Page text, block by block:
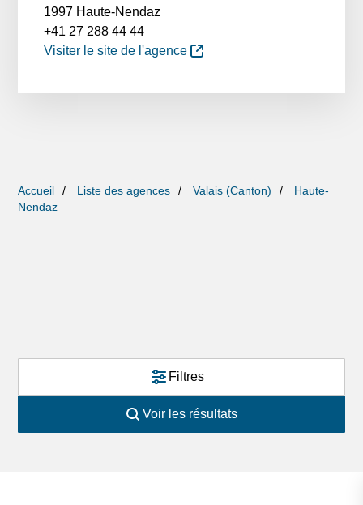
1997 Haute-Nendaz
+41 27 288 44 44
Visiter le site de l'agence
Accueil Liste des agences Valais (Canton)
Haute-
Nendaz
Filtres
Voir les résultats